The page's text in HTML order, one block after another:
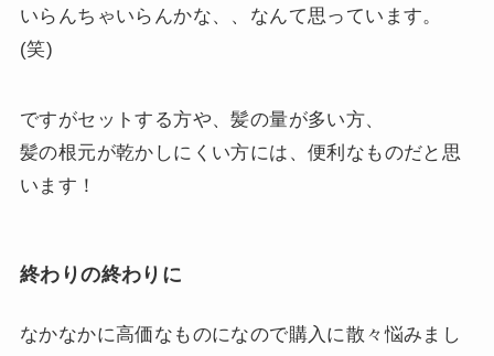
いらんちゃいらんかな、、なんて思っています。
(笑)
ですがセットする方や、髪の量が多い方、
髪の根元が乾かしにくい方には、便利なものだと思
います！
終わりの終わりに
なかなかに高価なものになので購入に散々悩みまし